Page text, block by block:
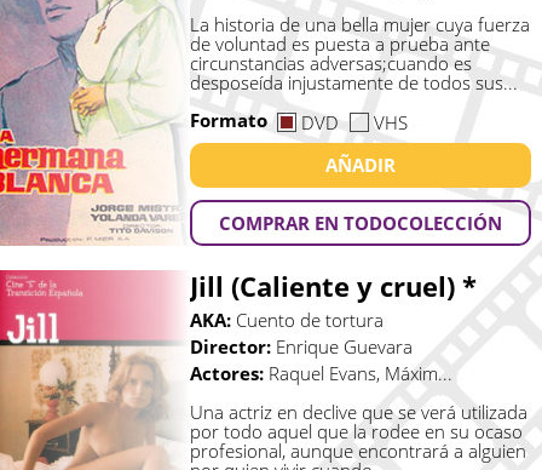
La historia de una bella mujer cuya fuerza
de voluntad es puesta a prueba ante
circunstancias adversas;cuando es
desposeída injustamente de todos sus...
Formato
DVD
VHS
AÑADIR
COMPRAR EN TODOCOLECCIÓN
Jill (Caliente y cruel) *
AKA: Cuento de tortura
Director: Enrique Guevara
Actores: Raquel Evans, Máxim...
Una actriz en declive que se verá utilizada
por todo aquel que la rodee en su ocaso
profesional, aunque encontrará a alguien